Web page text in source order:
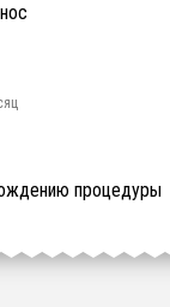
и аукционах
договорных обязательств
НРС
18001
процедуры